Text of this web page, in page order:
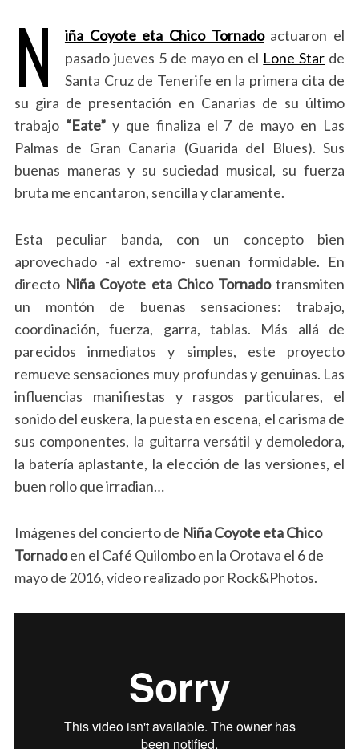
N iña Coyote eta Chico Tornadoactuaron el
pasado jueves 5 de mayo en el Lone Star de
Santa Cruz de Tenerife en la primera cita de
su gira de presentación en Canarias de su último
trabajo “Eate”y que finaliza el 7 de mayo en Las
Palmas de Gran Canaria (Guarida del Blues). Sus
buenas maneras y su suciedad musical, su fuerza
bruta me encantaron, sencilla y claramente.
Esta peculiar banda, con un concepto bien
aprovechado -al extremo- suenan formidable. En
directo Niña Coyote eta Chico Tornadotransmiten
un montón de buenas sensaciones: trabajo,
coordinación, fuerza, garra, tablas. Más allá de
parecidos inmediatos y simples, este proyecto
remueve sensaciones muy profundas y genuinas. Las
influencias manifiestas y rasgos particulares, el
sonido del euskera, la puesta en escena, el carisma de
sus componentes, la guitarra versátil y demoledora,
la batería aplastante, la elección de las versiones, el
buen rollo que irradian…
Imágenes del concierto de Niña Coyote eta Chico
Tornadoen el Café Quilombo en la Orotava el 6 de
mayo de 2016, vídeo realizado por Rock&Photos.